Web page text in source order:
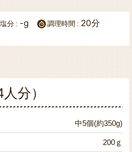
塩分 -g 調理時間 20分
分）
中5個(約350g)
200ｇ